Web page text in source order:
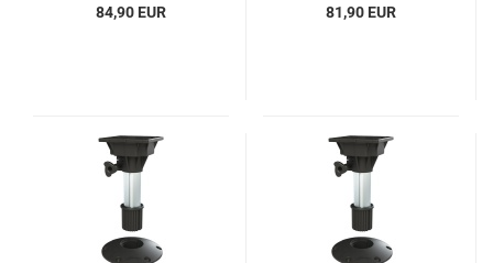
84,90 EUR
81,90 EUR